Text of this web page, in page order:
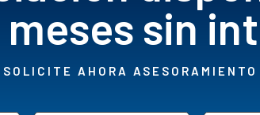
meses sin
SOLICITE AHORA ASESORAMIENTO